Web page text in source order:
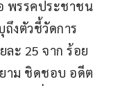
พรรคประชาชน
งตัวชี้วัดการ
ะ 25 จาก ร้อย
ยาม ชิดชอบ อดีต